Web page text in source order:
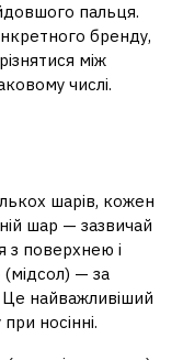
пальця.
бренду,
між
числі.
шарів, кожен
шар — зазвичай
з поверхнею і
(мідсол) — за
Це найважливіший
носінні.